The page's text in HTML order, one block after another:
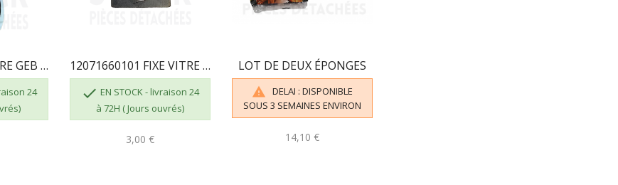
NETTOYANT VITRE GEB 821506 3283988215063
24
12071660101 FIXE VITRE INFÉRIEUR GODIN 660101
 EN STOCK - livraison 24
à 72H ( Jours ouvrés)
3,00 €
LOT DE DEUX ÉPONGES

DELAI : DISPONIBLE
SOUS 3 SEMAINES ENVIRON
14,10 €